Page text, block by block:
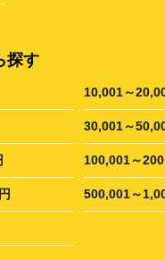
探す
10,001～
30,001～
100,001～
500,001～